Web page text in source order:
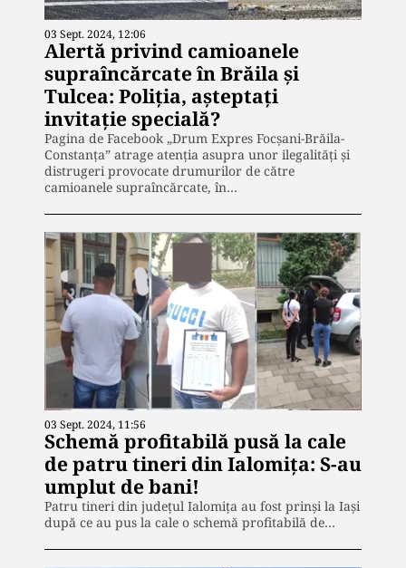
03 Sept. 2024, 12:06
Alertă privind camioanele
supraîncărcate în Brăila și
Tulcea: Poliția, așteptați
invitație specială?
Pagina de Facebook „Drum Expres Focșani-Brăila-
Constanța” atrage atenția asupra unor ilegalități și
distrugeri provocate drumurilor de către
camioanele supraîncărcate, în…
03 Sept. 2024, 11:56
Schemă profitabilă pusă la cale
de patru tineri din Ialomița: S-au
umplut de bani!
Patru tineri din județul Ialomița au fost prinși la Iași
după ce au pus la cale o schemă profitabilă de…